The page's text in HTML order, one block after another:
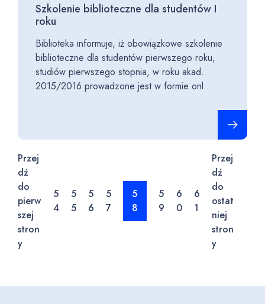
Szkolenie biblioteczne dla studentów I
roku
Biblioteka informuje, iż obowiązkowe szkolenie
biblioteczne dla studentów pierwszego roku,
studiów pierwszego stopnia, w roku akad.
2015/2016 prowadzone jest w formie onl...
Przej
dź
do
pierw
szej
stron
y
5
4
5
5
5
6
5
7
5
8
5
9
6
0
6
1
Przej
dź
do
ostat
niej
stron
y